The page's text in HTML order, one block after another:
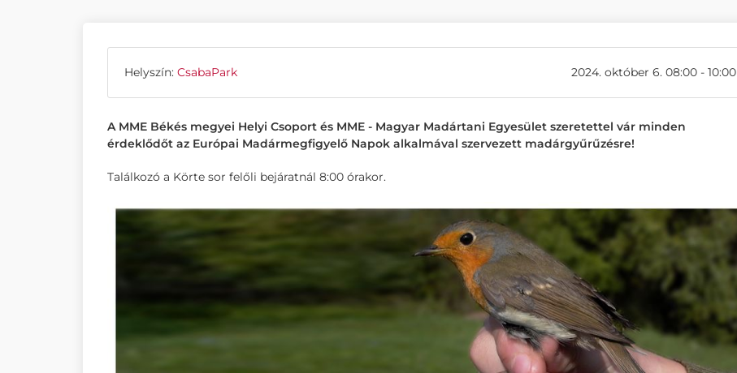
Helyszín: CsabaPark 2024. október 6. 08:00 - 10:00
A MME Békés megyei Helyi Csoport és MME - Magyar Madártani Egyesület szeretettel vár minden
érdeklődőt az Európai Madármegfigyelő Napok alkalmával szervezett madárgyűrűzésre!
Találkozó a Körte sor felőli bejáratnál 8:00 órakor.